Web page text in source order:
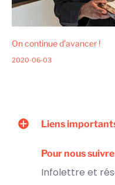
On continue d’avancer !
2020-06-03
Liens
Pour nous suivre
Infolettre et